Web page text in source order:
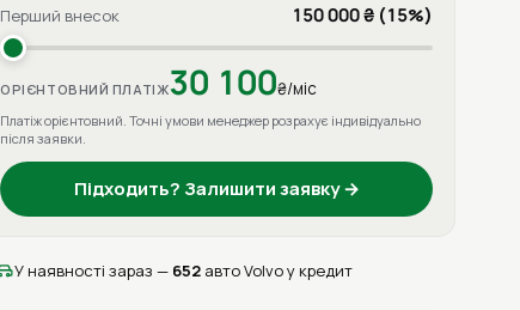
Перший внесок 150 000 ₴ (15%)
ОРІЄНТОВНИЙ ПЛАТІЖ30 100₴/міс
Платіж орієнтовний. Точні умови менеджер розрахує індивідуально
після заявки.
Підходить? Залишити заявку →
У наявності зараз — 652 авто Volvo у кредит